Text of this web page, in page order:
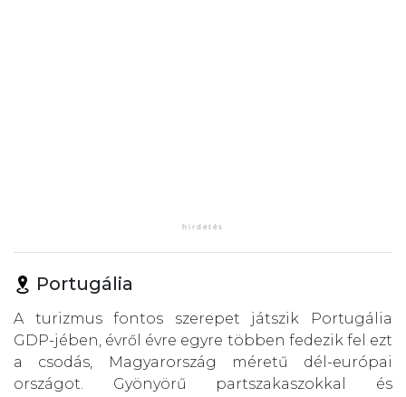
Portugália
A turizmus fontos szerepet játszik Portugália
GDP-jében, évről évre egyre többen fedezik fel ezt
a csodás, Magyarország méretű dél-európai
országot. Gyönyörű partszakaszokkal és